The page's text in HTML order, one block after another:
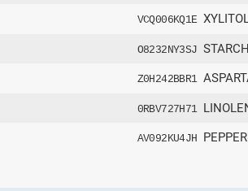
VCQ006KQ1E
O8232NY3SJ
Z0H242BBR1
0RBV727H71
AV092KU4JH